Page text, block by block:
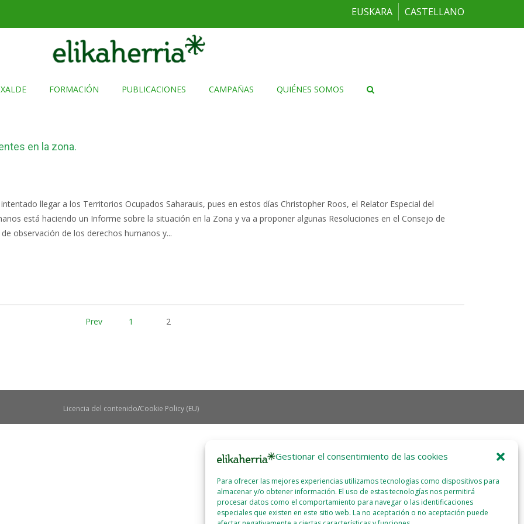
Gestionar el consentimiento de las cookies
Para ofrecer las mejores experiencias utilizamos tecnologías como dispositivos para
almacenar y/o obtener información. El uso de estas tecnologías nos permitirá
procesar datos como el comportamiento para navegar o las identificaciones
especiales que existen en este sitio web. La no aceptación o no aceptación puede
EUSKARA CASTELLANO
FORMACIÓN PUBLICACIONES CAMPAÑAS QUIÉNES SOMOS
en la zona.
llegar a los Territorios Ocupados Saharauis, pues en estos días Christopher Roos, el Relator Especial del
está haciendo un Informe sobre la situación en la Zona y va a proponer algunas Resoluciones en el Consejo de
observación de los derechos humanos y...
Prev 1 2
Licencia del contenido Cookie Policy (EU)